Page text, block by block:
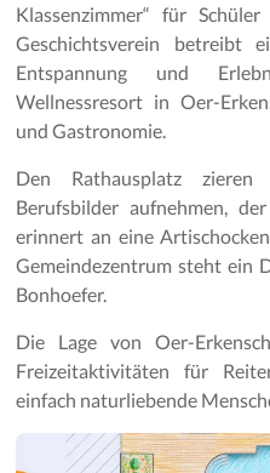
Klassenzimmer“ für
Geschichtsverein betreibt
Entspannung und
Wellnessresort in Oer-
und Gastronomie.
Den Rathausplatz
Berufsbilder aufnehmen,
erinnert an eine
Gemeindezentrum steht ein
Bonhoefer.
Die Lage von Oer-
Freizeitaktivitäten für
einfach naturliebende